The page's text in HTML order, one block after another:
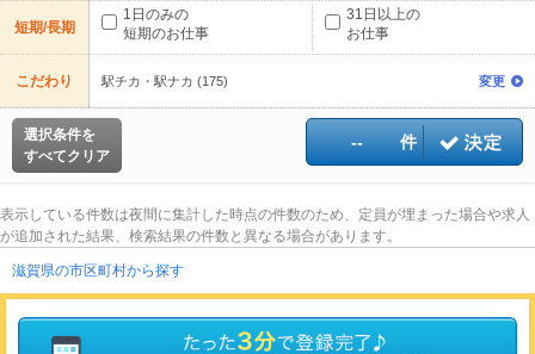
短期/長期
1日のみの
短期のお仕事
31日以上の
お仕事
こだわり 駅チカ・駅ナカ (175) 変更
選択条件を
すべてクリア
-- 件
表示している件数は夜間に集計した時点の件数のため、定員が埋まった場合や求人
が追加された結果、検索結果の件数と異なる場合があります。
滋賀県の市区町村から探す